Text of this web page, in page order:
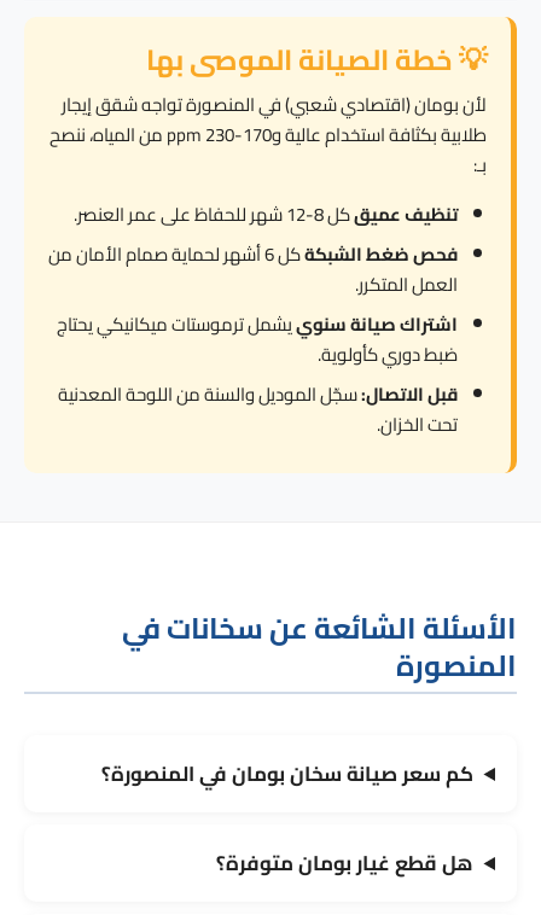
💡 خطة الصيانة الموصى بها
لأن بومان (اقتصادي شعبي) في المنصورة تواجه شقق إيجار
طلابية بكثافة استخدام عالية و170-230 ppm من المياه، ننصح
بـ:
تنظيف عميقكل 8-12 شهر للحفاظ على عمر العنصر.
فحص ضغط الشبكة
كل 6 أشهر لحماية صمام الأمان من
العمل المتكرر.
اشتراك صيانة سنوييشمل ترموستات ميكانيكي يحتاج
ضبط دوري كأولوية.
قبل الاتصال:سجّل الموديل والسنة من اللوحة المعدنية
تحت الخزان.
الأسئلة الشائعة عن سخانات في
المنصورة
كم سعر صيانة سخان بومان في المنصورة؟
هل قطع غيار بومان متوفرة؟